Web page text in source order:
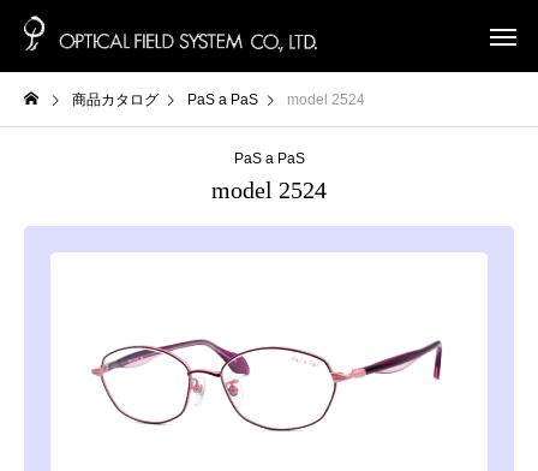
商品カタログ PaS a PaS model 2524
PaS a PaS
model 2524